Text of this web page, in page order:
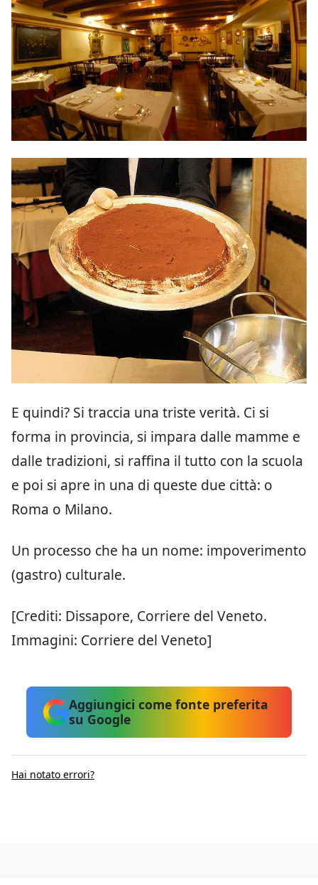
E quindi? Si traccia una triste verità. Ci si
forma in provincia, si impara dalle mamme e
dalle tradizioni, si raffina il tutto con la scuola
e poi si apre in una di queste due città: o
Roma o Milano.
Un processo che ha un nome: impoverimento
(gastro) culturale.
[Crediti: Dissapore, Corriere del Veneto.
Immagini: Corriere del Veneto]
Aggiungici come fonte preferita
su Google
Hai notato errori?